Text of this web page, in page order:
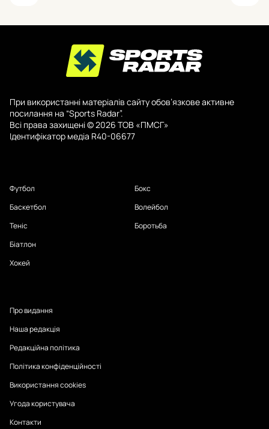
При використанні матеріалів сайту обов’язкове активне
посилання на “Sports Radar”.
Всі права захищені © 2026 ТОВ «ПМСГ»
Ідентифікатор медіа R40-06677
Футбол
Баскетбол
Теніс
Біатлон
Хокей
Бокс
Волейбол
Боротьба
Про видання
Наша редакція
Редакційна політика
Політика конфіденційності
Використання cookies
Угода користувача
Контакти